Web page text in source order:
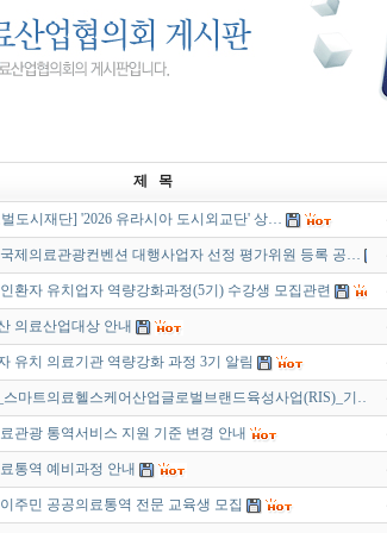
제 목
도시재단] '2026 유라시아 도시외교단' 상…
제의료관광컨벤션 대행사업자 선정 평가위원 등록 공…
환자 유치업자 역량강화과정(5기) 수강생 모집관련
의료산업대상 안내
유치 의료기관 역량강화 과정 3기 알림
스마트의료헬스케어산업글로벌브랜드육성사업(RIS)_기…
관광 통역서비스 지원 기준 변경 안내
통역 예비과정 안내
주민 공공의료통역 전문 교육생 모집